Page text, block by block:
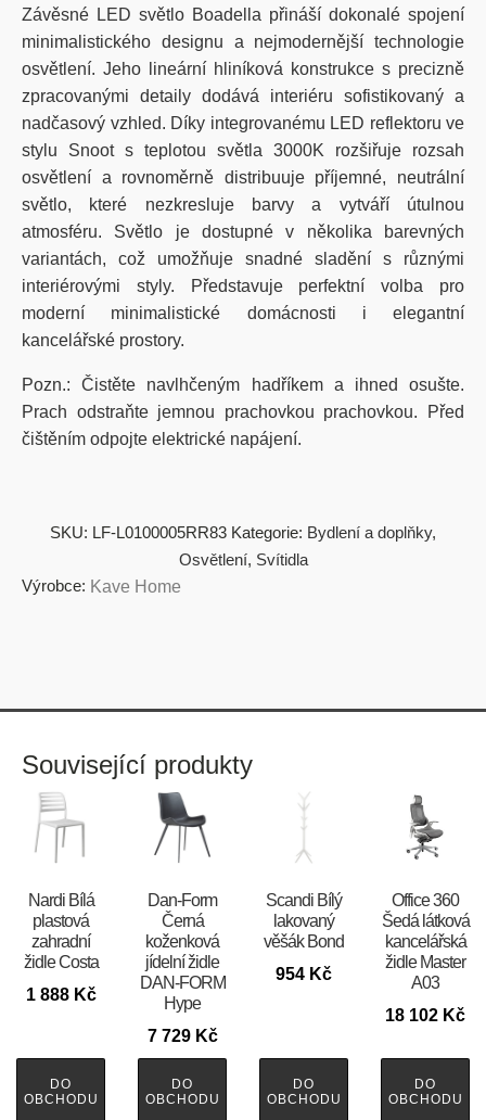
Závěsné LED světlo Boadella přináší dokonalé spojení
minimalistického designu a nejmodernější technologie
osvětlení. Jeho lineární hliníková konstrukce s precizně
zpracovanými detaily dodává interiéru sofistikovaný a
nadčasový vzhled. Díky integrovanému LED reflektoru ve
stylu Snoot s teplotou světla 3000K rozšiřuje rozsah
osvětlení a rovnoměrně distribuuje příjemné, neutrální
světlo, které nezkresluje barvy a vytváří útulnou
atmosféru. Světlo je dostupné v několika barevných
variantách, což umožňuje snadné sladění s různými
interiérovými styly. Představuje perfektní volba pro
moderní minimalistické domácnosti i elegantní
kancelářské prostory.
Pozn.: Čistěte navlhčeným hadříkem a ihned osušte.
Prach odstraňte jemnou prachovkou prachovkou.
Před
čištěním odpojte elektrické napájení.
SKU: LF-L0100005RR83 Kategorie: Bydlení a doplňky,
Osvětlení, Svítidla
Výrobce: Kave Home
Související produkty
Nardi Bílá
plastová
zahradní
židle Costa
1 888 Kč
DO
OBCHODU
​​​​​Dan-Form
Černá
koženková
jídelní židle
DAN-FORM
Hype
7 729 Kč
DO
OBCHODU
Scandi Bílý
lakovaný
věšák Bond
954 Kč
DO
OBCHODU
Office 360
Šedá látková
kancelářská
židle Master
A03
18 102 Kč
DO
OBCHODU